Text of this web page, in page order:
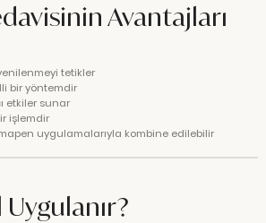
Avantajları
tetikler
bir yöntemdir
etkiler sunar
işlemdir
uygulamalarıyla kombine edilebilir
Uygulanır?